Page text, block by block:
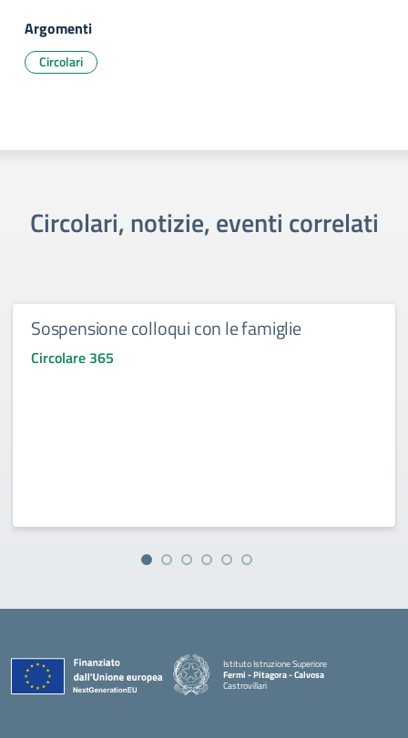
Argomenti
Circolari
Circolari, notizie, eventi correlati
Sospensione colloqui con le famiglie
Circolare 365
Istituto Istruzione Superiore
Fermi - Pitagora - Calvosa
Castrovillari